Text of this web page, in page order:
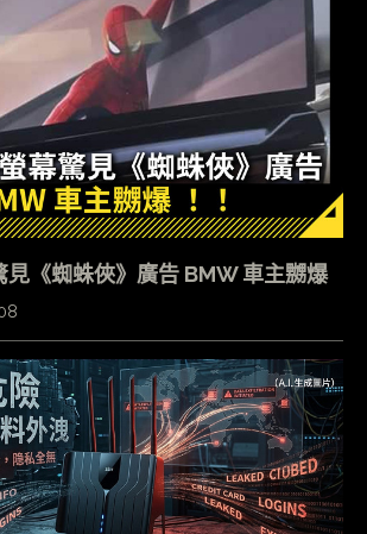
見《蜘蛛俠》廣告 BMW 車主嬲爆